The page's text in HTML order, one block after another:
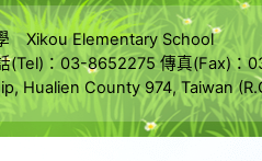
Xikou Elementary School
(Tel)：03-8652275 傳真(Fax)：
Hualien County 974, Taiwan